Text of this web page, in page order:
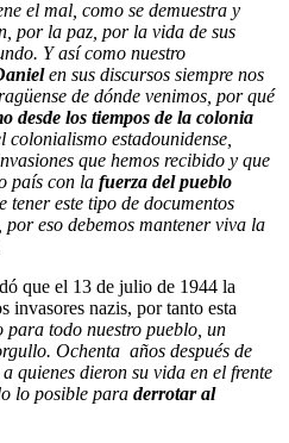
el mal, como se demuestra y
por la paz, por la vida de sus
Y así como nuestro
en sus discursos siempre nos
de dónde venimos, por qué
desde los tiempos de la colonia
colonialismo estadounidense,
que hemos recibido y que
país con la fuerza del pueblo
tener este tipo de documentos
eso debemos mantener viva la
que el 13 de julio de 1944 la
invasores nazis, por tanto esta
todo nuestro pueblo, un
Ochenta años después de
quienes dieron su vida en el frente
lo posible para derrotar al